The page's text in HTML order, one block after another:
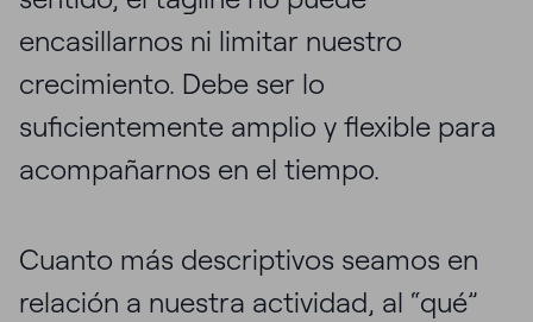
encasillarnos ni limitar nuestro
crecimiento. Debe ser lo
suficientemente amplio y flexible para
acompañarnos en el tiempo.
Cuanto más descriptivos seamos en
relación a nuestra actividad, al “qué”